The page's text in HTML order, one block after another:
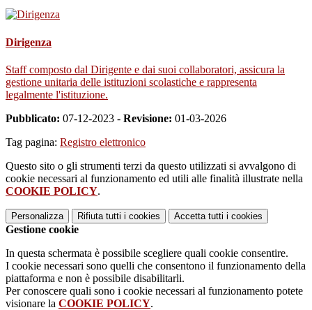
Dirigenza
Staff composto dal Dirigente e dai suoi collaboratori, assicura la
gestione unitaria delle istituzioni scolastiche e rappresenta
legalmente l'istituzione.
Pubblicato: 07-12-2023 - Revisione: 01-03-2026
Tag pagina: Registro elettronico
Questo sito o gli strumenti terzi da questo utilizzati si avvalgono di
cookie necessari al funzionamento ed utili alle finalità illustrate nella
COOKIE POLICY.
Personalizza Rifiuta tutti i cookies Accetta tutti i cookies
Gestione cookie
In questa schermata è possibile scegliere quali cookie consentire.
I cookie necessari sono quelli che consentono il funzionamento della
piattaforma e non è possibile disabilitarli.
Per conoscere quali sono i cookie necessari al funzionamento potete
visionare la COOKIE POLICY.